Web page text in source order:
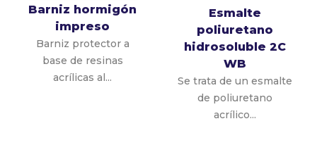
Barniz hormigón
impreso
Barniz protector a
base de resinas
acrílicas al...
Esmalte
poliuretano
hidrosoluble 2C
WB
Se trata de un esmalte
de poliuretano
acrílico...